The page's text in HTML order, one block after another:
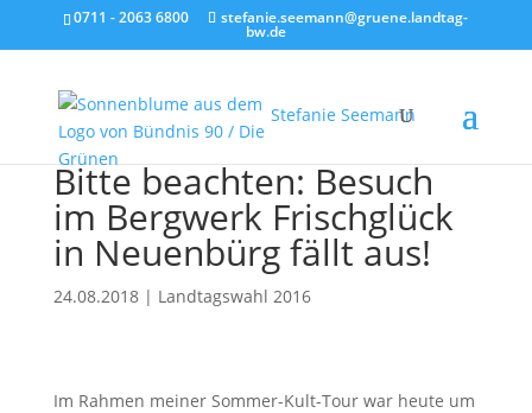
0711 - 2063 6800 stefanie.seemann@gruene.landtag-
bw.de
Stefanie Seemann
Bitte beachten: Besuch
im Bergwerk Frischglück
in Neuenbürg fällt aus!
24.08.2018| Landtagswahl 2016
Im Rahmen meiner Sommer-Kult-Tour war heute um